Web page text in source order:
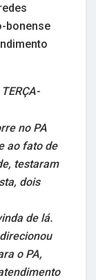
bonense
no PA
ao fato de
testaram
dois
de lá.
o PA,